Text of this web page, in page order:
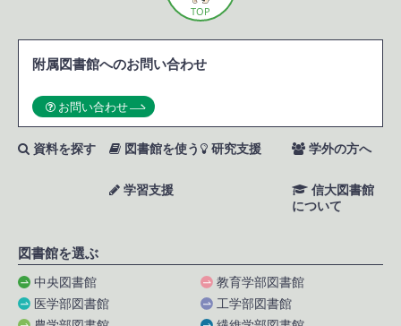
附属図書館へのお問い合わせ
お問い合わせ
資料を探す 図書館を使う
学習支援
研究支援 学外の方へ
信大図書館
について
図書館を選ぶ
中央図書館
教育学部図書館
医学部図書館
工学部図書館
TOP